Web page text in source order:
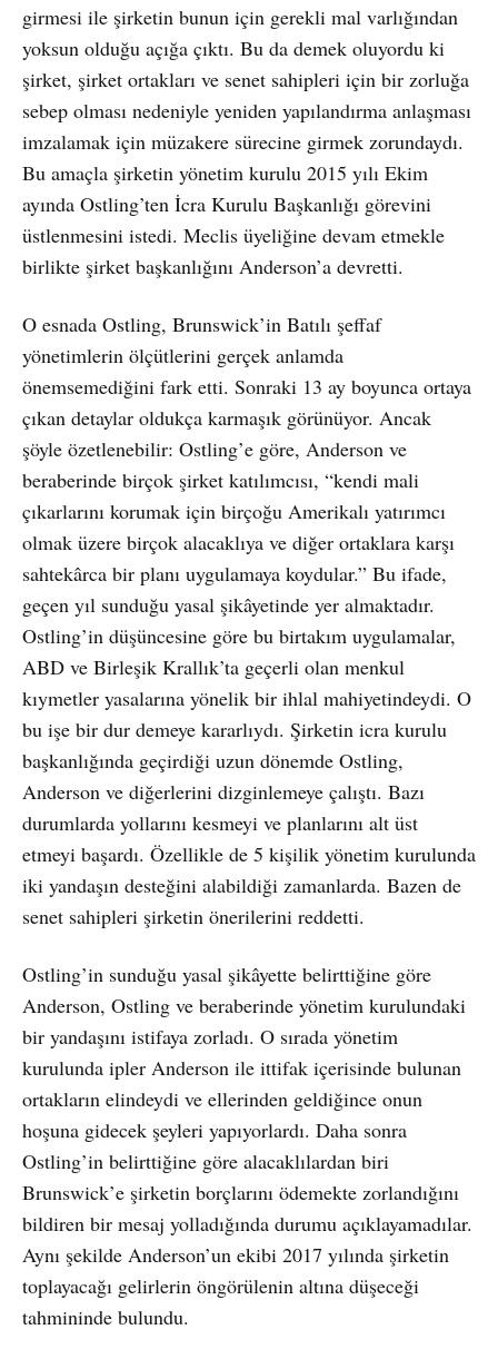
girmesi ile şirketin bunun için gerekli mal varlığından
yoksun olduğu açığa çıktı. Bu da demek oluyordu ki
şirket, şirket ortakları ve senet sahipleri için bir zorluğa
sebep olması nedeniyle yeniden yapılandırma anlaşması
imzalamak için müzakere sürecine girmek zorundaydı.
Bu amaçla şirketin yönetim kurulu 2015 yılı Ekim
ayında Ostling’ten İcra Kurulu Başkanlığı görevini
üstlenmesini istedi. Meclis üyeliğine devam etmekle
birlikte şirket başkanlığını Anderson’a devretti.
O esnada Ostling, Brunswick’in Batılı şeffaf
yönetimlerin ölçütlerini gerçek anlamda
önemsemediğini fark etti. Sonraki 13 ay boyunca ortaya
çıkan detaylar oldukça karmaşık görünüyor. Ancak
şöyle özetlenebilir: Ostling’e göre, Anderson ve
beraberinde birçok şirket katılımcısı, “kendi mali
çıkarlarını korumak için birçoğu Amerikalı yatırımcı
olmak üzere birçok alacaklıya ve diğer ortaklara karşı
sahtekârca bir planı uygulamaya koydular.” Bu ifade,
geçen yıl sunduğu yasal şikâyetinde yer almaktadır.
Ostling’in düşüncesine göre bu birtakım uygulamalar,
ABD ve Birleşik Krallık’ta geçerli olan menkul
kıymetler yasalarına yönelik bir ihlal mahiyetindeydi. O
bu işe bir dur demeye kararlıydı. Şirketin icra kurulu
başkanlığında geçirdiği uzun dönemde Ostling,
Anderson ve diğerlerini dizginlemeye çalıştı. Bazı
durumlarda yollarını kesmeyi ve planlarını alt üst
etmeyi başardı. Özellikle de 5 kişilik yönetim kurulunda
iki yandaşın desteğini alabildiği zamanlarda. Bazen de
senet sahipleri şirketin önerilerini reddetti.
Ostling’in sunduğu yasal şikâyette belirttiğine göre
Anderson, Ostling ve beraberinde yönetim kurulundaki
bir yandaşını istifaya zorladı. O sırada yönetim
kurulunda ipler Anderson ile ittifak içerisinde bulunan
ortakların elindeydi ve ellerinden geldiğince onun
hoşuna gidecek şeyleri yapıyorlardı. Daha sonra
Ostling’in belirttiğine göre alacaklılardan biri
Brunswick’e şirketin borçlarını ödemekte zorlandığını
bildiren bir mesaj yolladığında durumu açıklayamadılar.
Aynı şekilde Anderson’un ekibi 2017 yılında şirketin
toplayacağı gelirlerin öngörülenin altına düşeceği
tahmininde bulundu.